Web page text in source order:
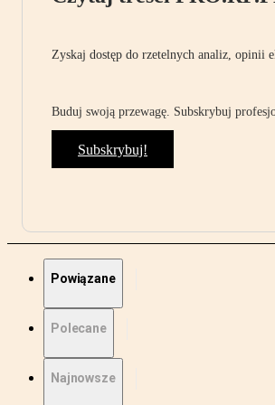
Zyskaj dostęp do rzetelnych analiz, opinii
Buduj swoją przewagę. Subskrybuj
Subskrybuj!
Powiązane
Polecane
Najnowsze